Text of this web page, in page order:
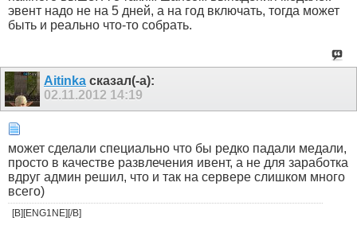
эвент надо не на 5 дней, а на год включать, тогда может
быть и реально что-то собрать.
Aitinka сказал(-а):
02.11.2012 14:19
может сделали специально что бы редко падали медали,
просто в качестве развлечения ивент, а не для заработка
вдруг админ решил, что и так на сервере слишком много
всего)
[B][ENG1NE][/B]